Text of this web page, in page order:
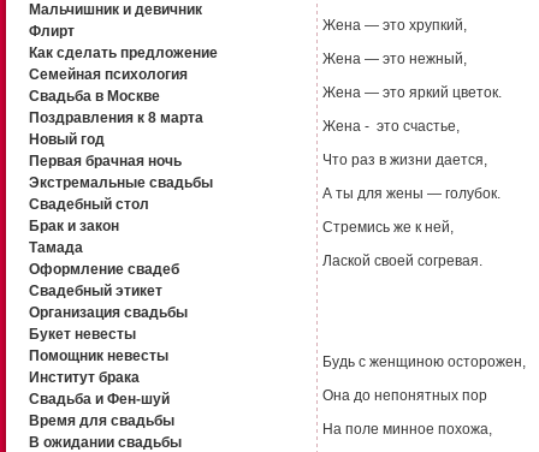
Мальчишник и девичник
Флирт
Как сделать предложение
Семейная психология
Свадьба в Москве
Поздравления к 8 марта
Новый год
Первая брачная ночь
Экстремальные свадьбы
Свадебный стол
Брак и закон
Тамада
Оформление свадеб
Свадебный этикет
Организация свадьбы
Букет невесты
Помощник невесты
Институт брака
Свадьба и Фен-шуй
Время для свадьбы
В ожидании свадьбы
Жена — это хрупкий,
Жена — это нежный,
Жена — это яркий цветок.
Жена - это счастье,
Что раз в жизни дается,
А ты для жены — голубок.
Стремись же к ней,
Лаской своей согревая.
Будь с женщиною осторожен,
Она до непонятных пор
На поле минное похожа,